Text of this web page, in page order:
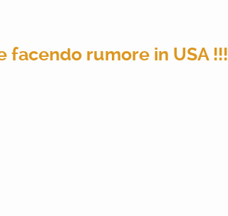
facendo rumore in USA !!!